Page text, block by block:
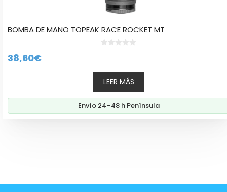
BOMBA DE MANO TOPEAK RACE ROCKET MT
38,60€
LEER MÁS
Envío 24–48 h Península